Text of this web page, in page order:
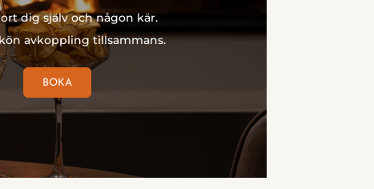
dig själv och någon kär.
avkoppling tillsammans.
BOKA